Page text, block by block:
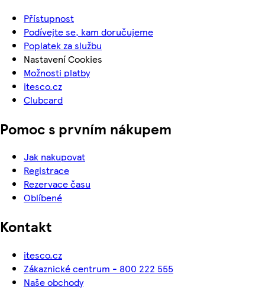
Přístupnost
Podívejte se, kam doručujeme
Poplatek za službu
Nastavení Cookies
Možnosti platby
itesco.cz
Clubcard
Pomoc s prvním nákupem
Jak nakupovat
Registrace
Rezervace času
Oblíbené
Kontakt
itesco.cz
Zákaznické centrum - 800 222 555
Naše obchody